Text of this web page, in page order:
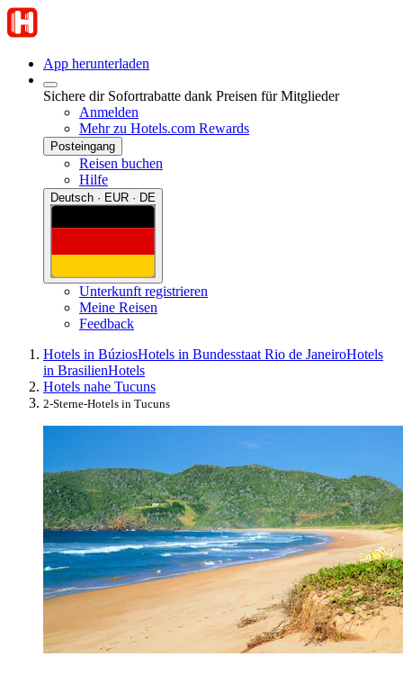
App herunterladen
Sichere dir Sofortrabatte dank Preisen für Mitglieder
Anmelden
Mehr zu Hotels.com Rewards
Posteingang
Reisen buchen
Hilfe
Deutsch · EUR · DE
Unterkunft registrieren
Meine Reisen
Feedback
Hotels in BúziosHotels in Bundesstaat Rio de JaneiroHotels
in BrasilienHotels
Hotels nahe Tucuns
2-Sterne-Hotels in Tucuns